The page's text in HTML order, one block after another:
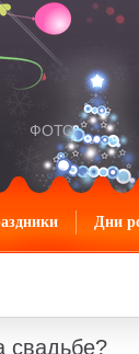
ФОТО
Дни
свадьбе?